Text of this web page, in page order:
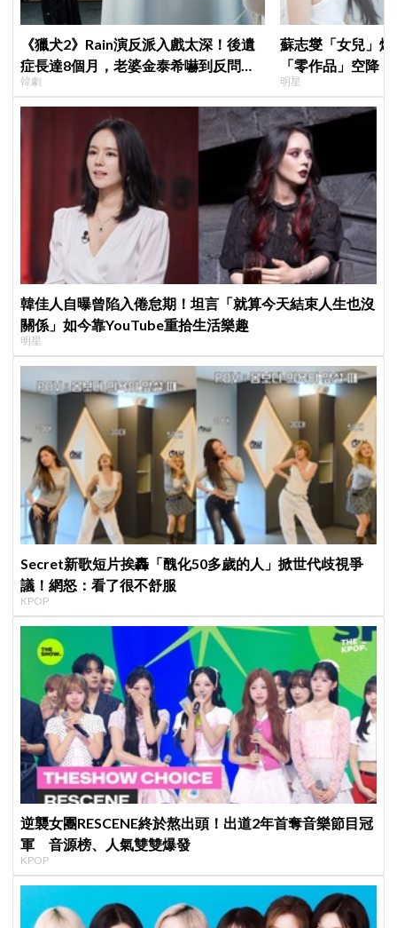
《獵犬2》Rain演反派入戲太深！後遺
症長達8個月，老婆金泰希嚇到反問：
「你那是什麼眼神？」
韓劇
蘇志燮「女兒」
「零作品」空降
片被挖出網驚呆
明星
韓佳人自曝曾陷入倦怠期！坦言「就算今天結束人生也沒
關係」如今靠YouTube重拾生活樂趣
明星
Secret新歌短片挨轟「醜化50多歲的人」掀世代歧視爭
議！網怒：看了很不舒服
KPOP
逆襲女團RESCENE終於熬出頭！出道2年首奪音樂節目冠
軍 音源榜、人氣雙雙爆發
KPOP